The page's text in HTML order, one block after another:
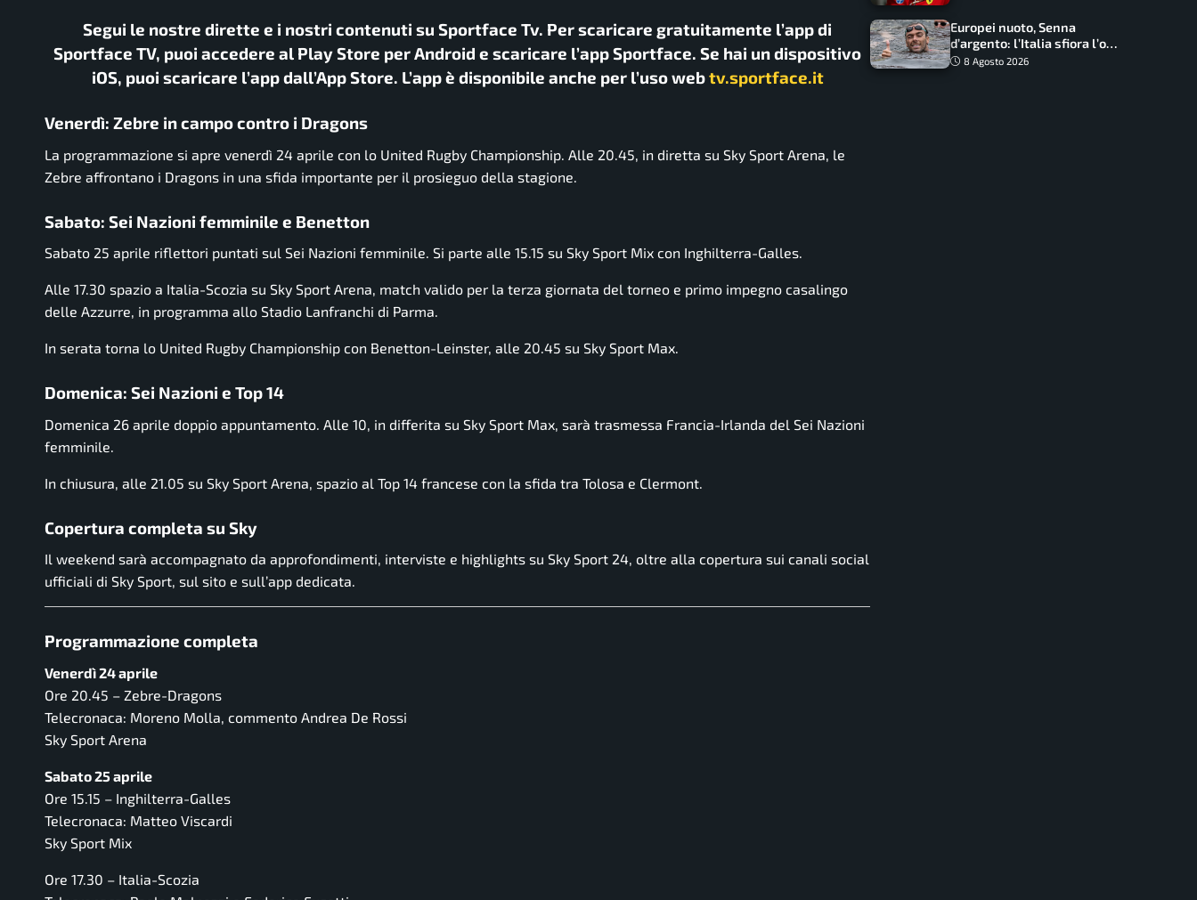
Segui le nostre dirette e i nostri contenuti su Sportface Tv. Per scaricare gratuitamente l’app di
Sportface TV, puoi accedere al Play Store per Android e scaricare l’app Sportface. Se hai un dispositivo
iOS, puoi scaricare l’app dall’App Store. L’app è disponibile anche per l’uso webtv.sportface.it
Venerdì: Zebre in campo contro i Dragons
La programmazione si apre venerdì 24 aprile con lo United Rugby Championship. Alle 20.45, in diretta su Sky Sport Arena, le
Zebre affrontano i Dragons in una sfida importante per il prosieguo della stagione.
Sabato: Sei Nazioni femminile e Benetton
Sabato 25 aprile riflettori puntati sul Sei Nazioni femminile. Si parte alle 15.15 su Sky Sport Mix con Inghilterra-Galles.
Alle 17.30 spazio a Italia-Scozia su Sky Sport Arena, match valido per la terza giornata del torneo e primo impegno casalingo
delle Azzurre, in programma allo Stadio Lanfranchi di Parma.
In serata torna lo United Rugby Championship con Benetton-Leinster, alle 20.45 su Sky Sport Max.
Domenica: Sei Nazioni e Top 14
Domenica 26 aprile doppio appuntamento. Alle 10, in differita su Sky Sport Max, sarà trasmessa Francia-Irlanda del Sei Nazioni
femminile.
In chiusura, alle 21.05 su Sky Sport Arena, spazio al Top 14 francese con la sfida tra Tolosa e Clermont.
Copertura completa su Sky
Il weekend sarà accompagnato da approfondimenti, interviste e highlights su Sky Sport 24, oltre alla copertura sui canali social
ufficiali di Sky Sport, sul sito e sull’app dedicata.
Programmazione completa
Venerdì 24 aprile
Ore 20.45 – Zebre-Dragons
Telecronaca: Moreno Molla, commento Andrea De Rossi
Sky Sport Arena
Sabato 25 aprile
Ore 15.15 – Inghilterra-Galles
Telecronaca: Matteo Viscardi
Sky Sport Mix
Ore 17.30 – Italia-Scozia
Europei nuoto, Senna
d’argento: l’Italia sfiora l’oro
nella staffetta, Paltrinieri
8 Agosto 2026